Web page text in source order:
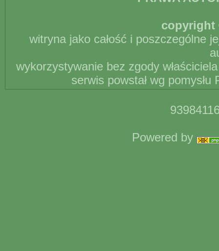
copyright
witryna jako całość i poszczególne
wykorzystywanie bez zgody
serwis powstał wg
Powered by